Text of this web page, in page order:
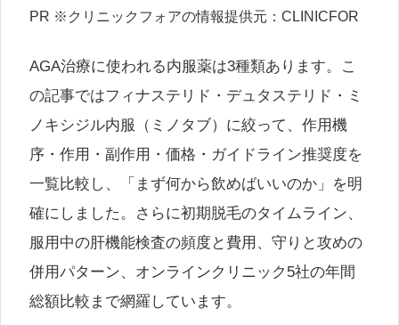
PR ※クリニックフォアの情報提供元：CLINICFOR
AGA治療に使われる内服薬は3種類あります。こ
の記事ではフィナステリド・デュタステリド・ミ
ノキシジル内服（ミノタブ）に絞って、作用機
序・作用・副作用・価格・ガイドライン推奨度を
一覧比較し、「まず何から飲めばいいのか」を明
確にしました。さらに初期脱毛のタイムライン、
服用中の肝機能検査の頻度と費用、守りと攻めの
併用パターン、オンラインクリニック5社の年間
総額比較まで網羅しています。